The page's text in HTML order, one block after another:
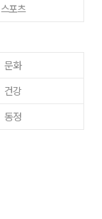
스포츠
문화
건강
동정